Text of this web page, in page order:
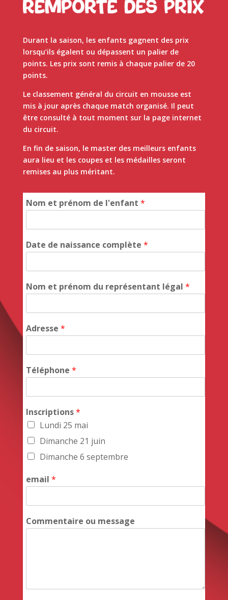
Durant la saison, les enfants gagnent des prix
lorsqu’ils égalent ou dépassent un palier de
points. Les prix sont remis à chaque palier de 20
points.
Le classement général du circuit en mousse est
mis à jour après chaque match organisé. Il peut
être consulté à tout moment sur la page internet
du circuit.
En fin de saison, le master des meilleurs enfants
aura lieu et les coupes et les médailles seront
remises au plus méritant.
Nom et prénom de l'enfant *
Date de naissance complète *
Nom et prénom du représentant légal *
Adresse *
Téléphone *
Inscriptions*
Lundi 25 mai
Dimanche 21 juin
Dimanche 6 septembre
email *
Commentaire ou message